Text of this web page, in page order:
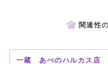
関連性
一蔵 あべのハルカス店